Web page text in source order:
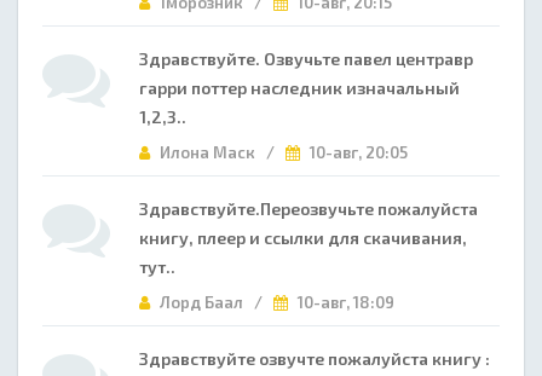
Здравствуйте. Озвучьте павел центравр
гарри поттер наследник изначальный
1,2,3..
Илона Маск / 10-авг, 20:05
Здравствуйте.Переозвучьте пожалуйста
книгу, плеер и ссылки для скачивания,
тут..
Лорд Баал / 10-авг, 18:09
Здравствуйте озвучте пожалуйста книгу :